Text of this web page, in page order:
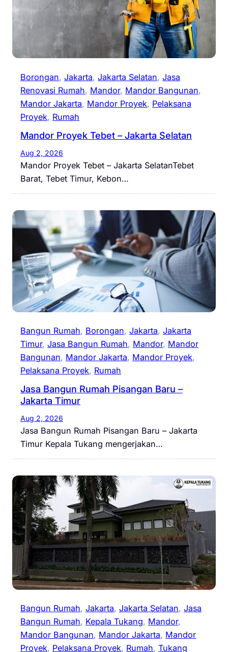
Borongan, Jakarta, Jakarta Selatan, Jasa
Renovasi Rumah, Mandor, Mandor Bangunan
Mandor Jakarta, Mandor Proyek, Pelaksana
Proyek, Rumah
Mandor Proyek Tebet – Jakarta Selatan
Aug 2, 2026
Mandor Proyek Tebet – Jakarta SelatanTebet
Barat, Tebet Timur, Kebon…
Bangun Rumah, Borongan, Jakarta, Jakarta
Timur, Jasa Bangun Rumah, Mandor, Mandor
Bangunan, Mandor Jakarta, Mandor Proyek
Pelaksana Proyek, Rumah
Jasa Bangun Rumah Pisangan Baru –
Jakarta Timur
Aug 2, 2026
Jasa Bangun Rumah Pisangan Baru – Jakarta
Timur Kepala Tukang mengerjakan…
Bangun Rumah, Jakarta, Jakarta Selatan, Jasa
Bangun Rumah, Kepala Tukang, Mandor
Mandor Bangunan, Mandor Jakarta, Mandor
Proyek, Pelaksana Proyek, Rumah, Tukang